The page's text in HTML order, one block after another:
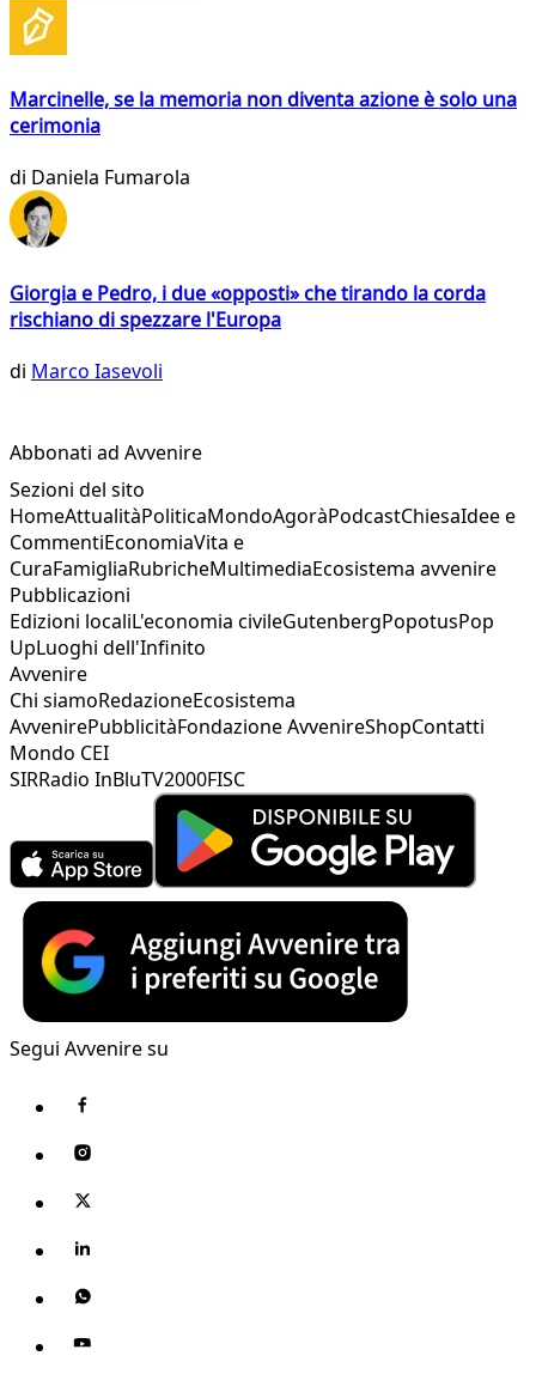
Marcinelle, se la memoria non diventa azione è solo una
cerimonia
di Daniela Fumarola
Giorgia e Pedro, i due «opposti» che tirando la corda
rischiano di spezzare l'Europa
di Marco Iasevoli
Abbonati ad Avvenire
Sezioni del sito
HomeAttualitàPoliticaMondoAgoràPodcastChiesaIdee e
CommentiEconomiaVita e
CuraFamigliaRubricheMultimediaEcosistema avvenire
Pubblicazioni
Edizioni localiL'economia civileGutenbergPopotusPop
UpLuoghi dell'Infinito
Avvenire
Chi siamoRedazioneEcosistema
AvvenirePubblicitàFondazione AvvenireShopContatti
Mondo CEI
SIRRadio InBluTV2000FISC
Segui Avvenire su